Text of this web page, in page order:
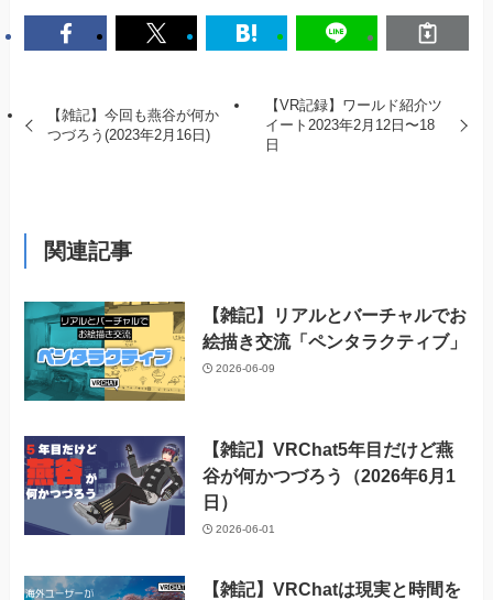
【雑記】今回も燕谷が何か
つづろう(2023年2月16日)
【VR記録】ワールド紹介ツ
イート2023年2月12日〜18
日
関連記事
【雑記】リアルとバーチャルでお
絵描き交流「ペンタラクティブ」
2026-06-09
【雑記】VRChat5年目だけど燕
谷が何かつづろう（2026年6月1
日）
2026-06-01
【雑記】VRChatは現実と時間を